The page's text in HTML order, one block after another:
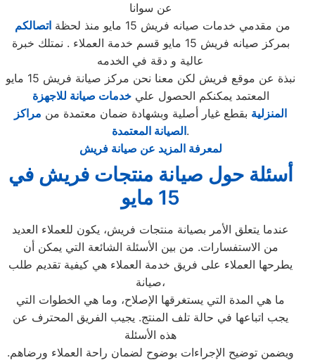
عن سوانا
من مقدمي خدمات صيانه فريش 15 مايو منذ لحظة
اتصالكم
بمركز صيانه فريش 15 مايو قسم خدمة العملاء . نمتلك خبرة
عالية و دقة في الخدمه
نبذة عن موقع فريش لكن معنا نحن مركز صيانة فريش 15 مايو
المعتمد يمكنكم الحصول عليخدمات صيانة للاجهزة
المنزلية بقطع غيار أصلية وبشهادة ضمان معتمدة من مراكز
الصيانة المعتمدة.
لمعرفة المزيد عن صيانة فريش
أسئلة حول صيانة منتجات فريش في
15 مايو
عندما يتعلق الأمر بصيانة منتجات فريش، يكون للعملاء العديد
من الاستفسارات. من بين الأسئلة الشائعة التي يمكن أن
يطرحها العملاء على فريق خدمة العملاء هي كيفية تقديم طلب
صيانة،
ما هي المدة التي يستغرقها الإصلاح، وما هي الخطوات التي
يجب اتباعها في حالة تلف المنتج. يجيب الفريق المحترف عن
هذه الأسئلة
ويضمن توضيح الإجراءات بوضوح لضمان راحة العملاء ورضاهم.